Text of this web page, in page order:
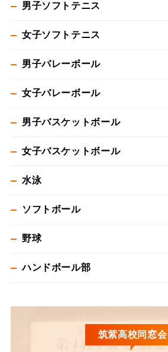
男子ソフトテニス
女子ソフトテニス
男子バレーボール
女子バレーボール
男子バスケットボール
女子バスケットボール
水泳
ソフトボール
野球
ハンドボール部
筑紫高校同窓会